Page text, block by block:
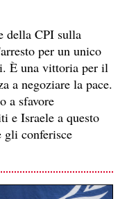
della CPI sulla
per un unico
È una vittoria per il
a negoziare la pace.
a sfavore
e Israele a questo
gli conferisce